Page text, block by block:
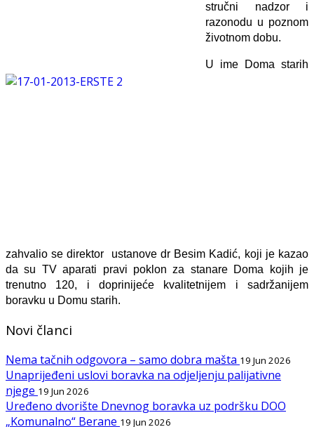
stručni nadzor i
razonodu u poznom
životnom dobu.
U ime Doma starih
zahvalio se direktor
ustanove dr Besim Kadić, koji je kazao
da su TV aparati pravi poklon za stanare Doma kojih je
trenutno 120, i doprinijeće kvalitetnijem i sadržanijem
boravku u Domu starih.
Novi članci
Nema tačnih odgovora – samo dobra mašta 19 Jun 2026
Unaprijeđeni uslovi boravka na odjeljenju palijativne
njege 19 Jun 2026
Uređeno dvorište Dnevnog boravka uz podršku DOO
„Komunalno“ Berane 19 Jun 2026